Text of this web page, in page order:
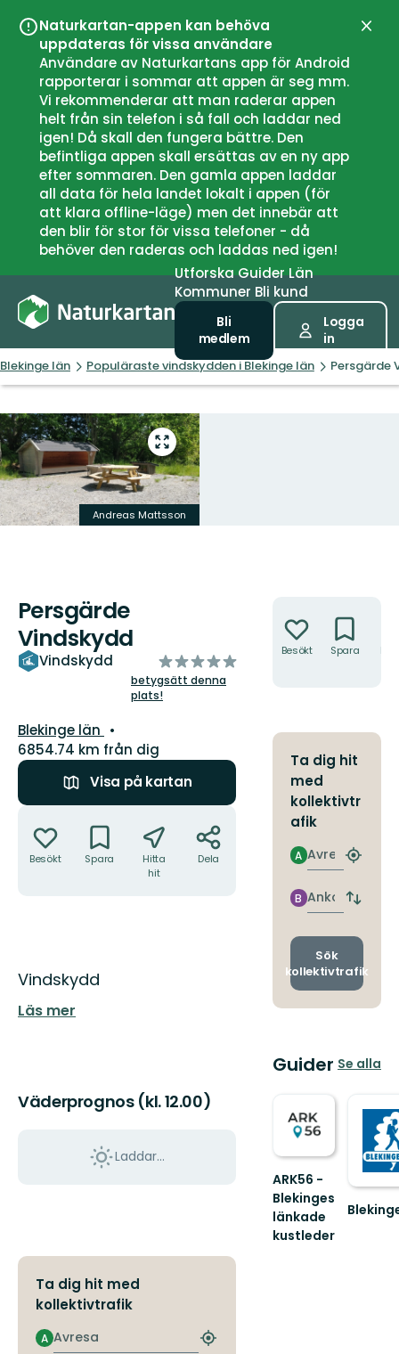
Naturkartan-appen kan behöva
uppdateras för vissa användare
Användare av Naturkartans app för Android
rapporterar i sommar att appen är seg mm.
Vi rekommenderar att man raderar appen
helt från sin telefon i så fall och laddar ned
igen! Då skall den fungera bättre. Den
befintliga appen skall ersättas av en ny app
efter sommaren. Den gamla appen laddar
all data för hela landet lokalt i appen (för
att klara offline-läge) men det innebär att
den blir för stor för vissa telefoner - då
behöver den raderas och laddas ned igen!
UtforskaGuiderLän
Kommuner Bli kund
Bli
medlem
Logga
in
Blekinge län Populäraste vindskydden i Blekinge län Persgärde
Gå
till
helskärmsläge
Andreas Mattsson
Persgärde
Vindskydd
Vindskydd
av
5
stjärnor
betygsätt denna
plats!
Län:
Blekinge län
6854.74 km från dig
Visa på kartan
Besökt Spara
Hitta
hit
Dela
Beskrivning
Vindskydd
Läs mer
Väderprognos (kl. 12.00)
Laddar...
Ta dig hit med
kollektivtrafik
Avresa
A
Hitta
Besökt Spara
Ta dig hit
med
kollektivtr
afik
Avresa
A
Hitta
Ankomst
B
Byt
och
Sök
kollektivtrafik
Guider Se alla
ARK56 -
Blekinges
länkade
kustleder